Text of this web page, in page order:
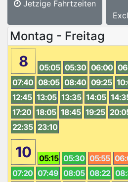
Jetzige Fahrtzeiten
Montag - Freitag
8 05:05 05:30 06:00
07:40 08:05 08:40 09:25
12:45 13:05 13:35 14:05
17:20 18:05 18:45 19:25
22:35 23:10
10 05:15 05:30 05:55
07:20 07:49 08:05 08:22